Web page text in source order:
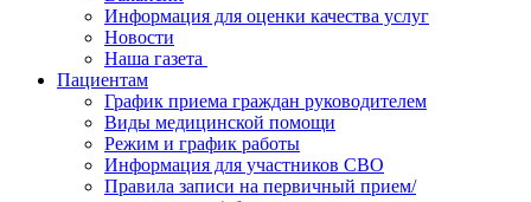
Информация для оценки качества услуг
Новости
​​Наша газета
Пациентам
График приема граждан руководителем
Виды медицинской помощи
Режим и график работы
Информация для участников СВО
Правила записи на первичный прием/